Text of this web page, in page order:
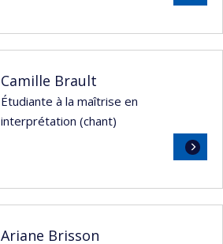
la
suite
Camille Brault
Étudiante à la maîtrise en
interprétation (chant)
Lire
la
suite
Ariane Brisson